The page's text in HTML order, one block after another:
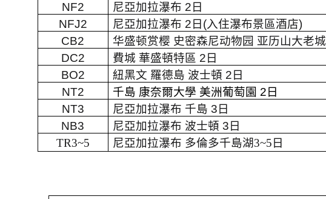
NF2
尼亞加拉瀑布 2 日
NFJ2
尼亞加拉瀑布 2 日 (入住瀑布景區酒店)
CB2
华盛顿赏樱 史密森尼动物园 亚历山大老城
DC2
費城 華盛頓特區 2 日
BO2
紐黑文 羅德島 波士頓 2 日
NT2
千島 康奈爾大學 美洲葡萄園 2 日
NT3
尼亞加拉瀑布 千島 3 日
NB3
尼亞加拉瀑布 波士頓 3 日
TR3~5
尼亞加拉瀑布 多倫多千島湖3~5日